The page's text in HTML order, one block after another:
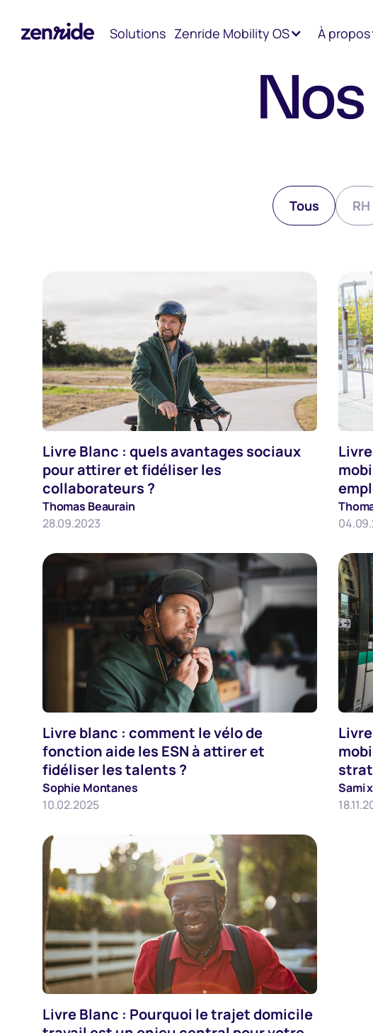
Solutions Zenride Mobility OS À propos
Accueil Livres blancs
Tous RH
Marque-Employeur
Livre Blanc : quels avantages sociaux
pour attirer et fidéliser les
collaborateurs ?
Thomas Beaurain
28.09.2023
RH
Livre blanc : comment le vélo de
fonction aide les ESN à attirer et
fidéliser les talents ?
Sophie Montanes
10.02.2025
RSE
Sami
Mobilite
Livre Blanc : Pourquoi le trajet domicile